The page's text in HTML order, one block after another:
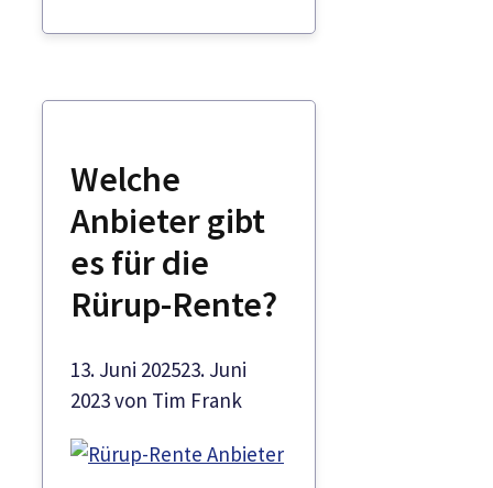
Welche
Anbieter gibt
es für die
Rürup-Rente?
13. Juni 202523. Juni
2023von Tim Frank